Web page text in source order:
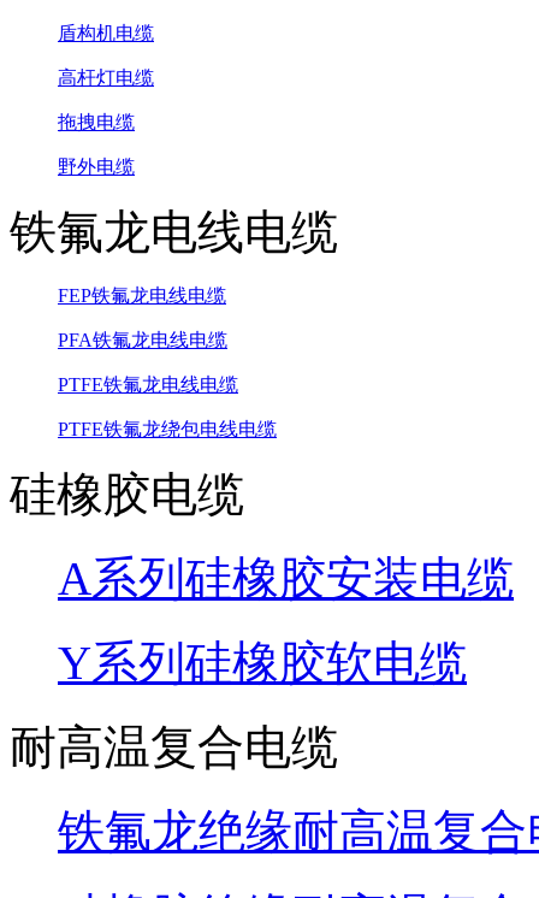
盾构机电缆
高杆灯电缆
拖拽电缆
野外电缆
铁氟龙电线电缆
FEP铁氟龙电线电缆
PFA铁氟龙电线电缆
PTFE铁氟龙电线电缆
PTFE铁氟龙绕包电线电缆
硅橡胶电缆
A系列硅橡胶安装电缆
Y系列硅橡胶软电缆
耐高温复合电缆
铁氟龙绝缘耐高温复合